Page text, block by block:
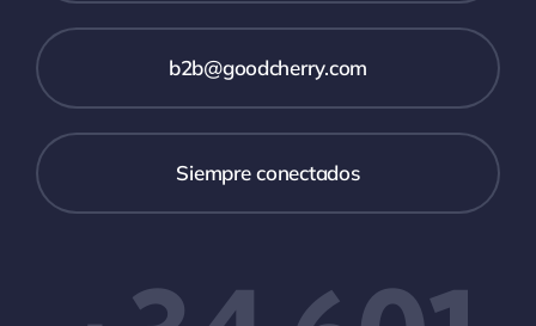
b2b@goodcherry.com
Siempre conectados